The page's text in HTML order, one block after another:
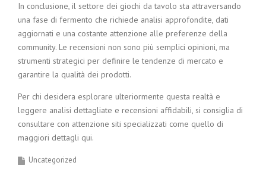
In conclusione, il settore dei giochi da tavolo sta attraversando
una fase di fermento che richiede analisi approfondite, dati
aggiornati e una costante attenzione alle preferenze della
community. Le recensioni non sono più semplici opinioni, ma
strumenti strategici per definire le tendenze di mercato e
garantire la qualità dei prodotti.
Per chi desidera esplorare ulteriormente questa realtà e
leggere analisi dettagliate e recensioni affidabili, si consiglia di
consultare con attenzione siti specializzati come quello di
maggiori dettagli qui.
Uncategorized